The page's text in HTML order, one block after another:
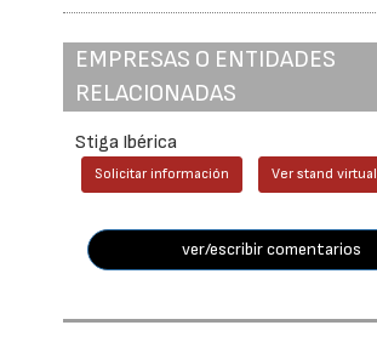
EMPRESAS O ENTIDADES
RELACIONADAS
Stiga Ibérica
Solicitar información Ver stand virtual
ver/escribir comentarios